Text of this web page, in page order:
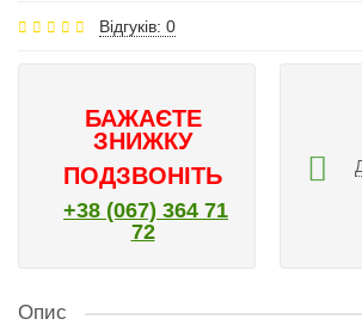
Відгуків: 0
БАЖАЄТЕ
ЗНИЖКУ
ПОДЗВОНІТЬ
+38 (067) 364 71
72
Опис